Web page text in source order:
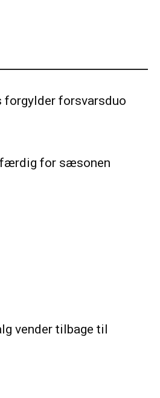
forgylder forsvarsduo
færdig for sæsonen
vender tilbage til